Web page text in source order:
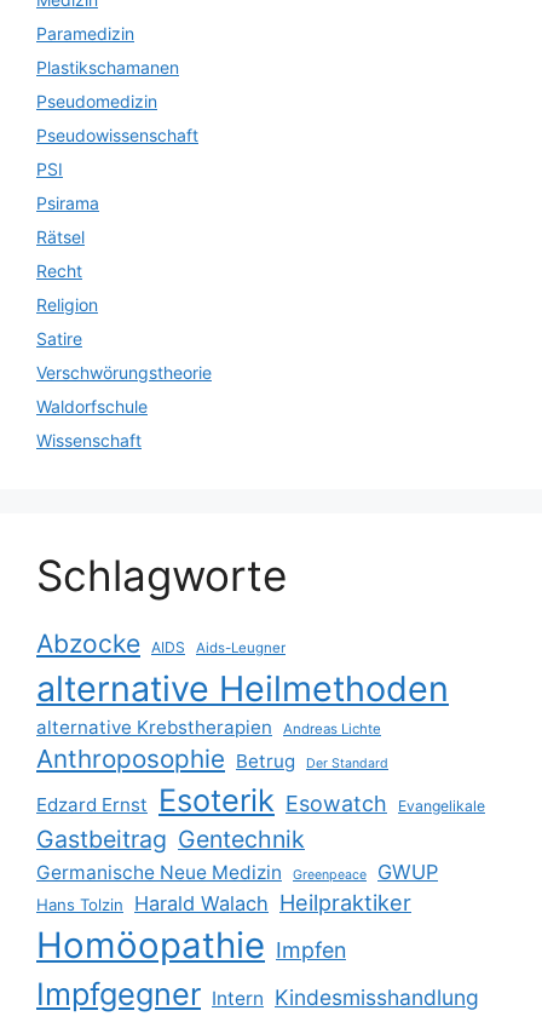
Paramedizin
Plastikschamanen
Pseudomedizin
Pseudowissenschaft
PSI
Psirama
Rätsel
Recht
Religion
Satire
Verschwörungstheorie
Waldorfschule
Wissenschaft
Schlagworte
Abzocke AIDS Aids-Leugner
alternative Heilmethoden
alternative Krebstherapien Andreas Lichte
Anthroposophie Betrug Der Standard
Edzard Ernst Esoterik Esowatch Evangelikale
Gastbeitrag Gentechnik
Germanische Neue Medizin Greenpeace GWUP
Hans Tolzin Harald Walach Heilpraktiker
Homöopathie Impfen
Impfgegner Intern Kindesmisshandlung